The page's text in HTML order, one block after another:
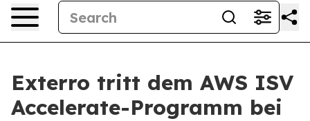
Exterro tritt dem AWS ISV
Accelerate-Programm bei